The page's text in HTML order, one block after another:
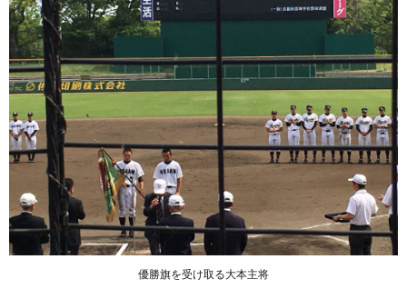
優勝旗を受け取る大本主将